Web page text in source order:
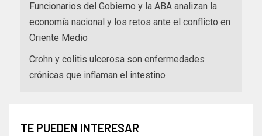
Funcionarios del Gobierno y la ABA analizan la
economía nacional y los retos ante el conflicto en
Oriente Medio
Crohn y colitis ulcerosa son enfermedades
crónicas que inflaman el intestino
TE PUEDEN INTERESAR